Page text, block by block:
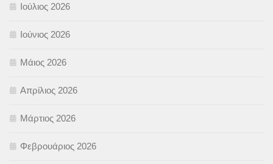
Ιούλιος 2026
Ιούνιος 2026
Μάιος 2026
Απρίλιος 2026
Μάρτιος 2026
Φεβρουάριος 2026